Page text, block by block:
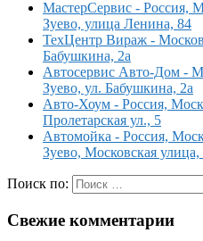
МастерСервис - Россия,
Зуево, улица Ленина, 84
ТехЦентр Вираж -
Бабушкина, 2а
Автосервис Авто-Дом -
Зуево, ул. Бабушкина, 2а
Авто-Хоум - Россия,
Пролетарская ул., 5
Автомойка - Россия,
Зуево, Московская улица,
Поиск по:
Свежие комментарии